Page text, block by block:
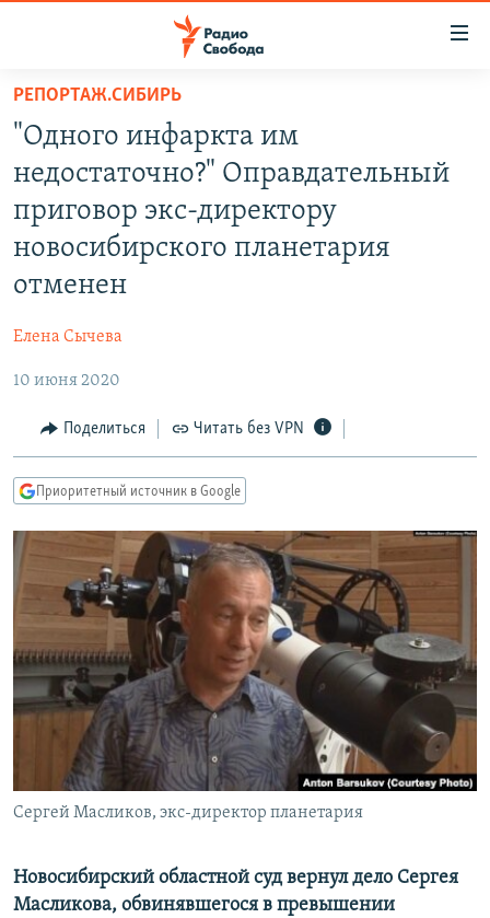
упрощенного
доступа
основному
содержанию
главной
Вернутся
поиску
ПРОГРАММЫ
ПОДКАСТЫ
ЦИТАТЫ СВОБОДЫ
МНЕНИЯ
КАВКАЗ.РЕАЛИИ
СЕВЕР.РЕАЛИИ
РАСПИСАНИЕ ВЕЩАНИЯ
ПОДПИШИТЕСЬ НА РАССЫЛКУ
СОЦИАЛЬНЫЕ СЕТИ
Все сайты РСЕ/РС
РЕПОРТАЖ.СИБИРЬ
"Одного инфаркта им
недостаточно?" Оправдательный
приговор экс-директору
новосибирского планетария
отменен
Елена Сычева
10 июня 2020
Поделиться Читать без VPN
Приоритетный источник в Google
Сергей Масликов, экс-директор планетария
Новосибирский областной суд вернул дело Сергея
Масликова, обвинявшегося в превышении